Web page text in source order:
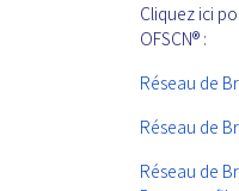
Cliquez ici
OFSCN® :
Réseau de
Réseau de
Réseau de